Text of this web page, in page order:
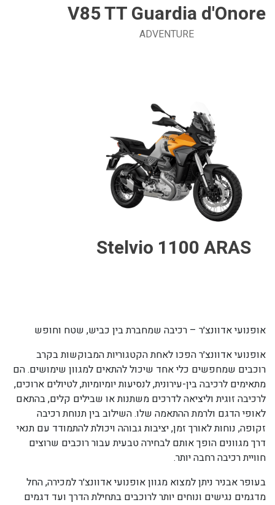
V85 TT Guardia d'Onore
ADVENTURE
Stelvio 1100 ARAS
אופנועי אדוונצ׳ר – רכיבה שמחברת בין כביש, שטח וחופש
אופנועי אדוונצ׳ר הפכו לאחת הקטגוריות המבוקשות בקרב
רוכבים שמחפשים כלי אחד שיכול להתאים למגוון שימושים. הם
מתאימים לרכיבה בין-עירונית, לנסיעות יומיומיות, לטיולים ארוכים,
לרכיבה זוגית וליציאה לדרכים משתנות או שבילים קלים, בהתאם
לאופי הדגם ולרמת ההתאמה שלו. השילוב בין תנוחת רכיבה
זקופה, נוחות לאורך זמן, יציבות גבוהה ויכולת להתמודד עם תנאי
דרך מגוונים הופך אותם לבחירה טבעית עבור רוכבים שרוצים
חוויית רכיבה רחבה יותר.
בעופר אבניר ניתן למצוא מגוון אופנועי אדוונצ׳ר למכירה, החל
מדגמים נגישים ונוחים יותר לרוכבים בתחילת הדרך ועד דגמים